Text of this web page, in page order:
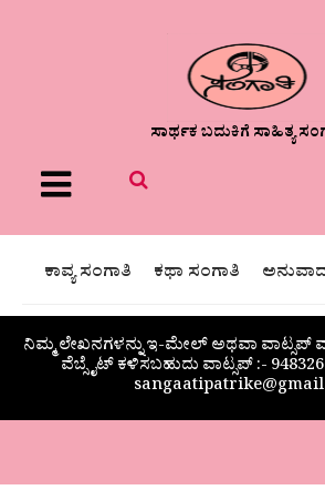
ಸಾರ್ಥಕ ಬದುಕಿಗೆ ಸಾಹಿತ್ಯ
Menu
ಕಾವ್ಯ ಸಂಗಾತಿ ಕಥಾ ಸಂಗಾತಿ
ನಿಮ್ಮ ಲೇಖನಗಳನ್ನು ಇ-ಮೇಲ್ ಅಥವಾ ವಾಟ್ಸಪ್
ವೆಬ್ಸೈಟ್ ಕಳಿಸಬಹುದು ವಾಟ್ಸಪ್‌ :-